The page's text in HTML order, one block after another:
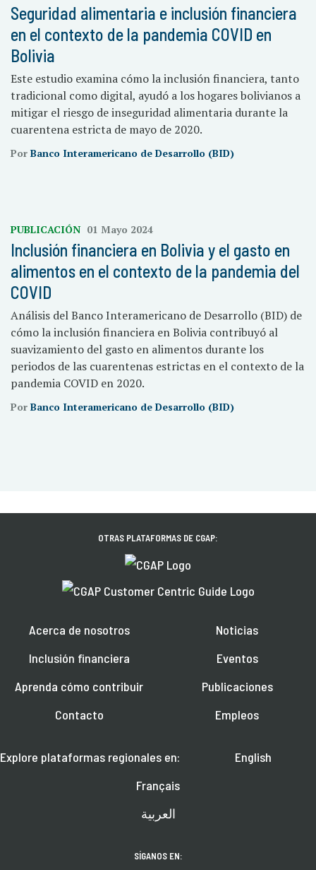
Seguridad alimentaria e inclusión financiera
en el contexto de la pandemia COVID en
Bolivia
Este estudio examina cómo la inclusión financiera, tanto
tradicional como digital, ayudó a los hogares bolivianos a
mitigar el riesgo de inseguridad alimentaria durante la
cuarentena estricta de mayo de 2020.
Por Banco Interamericano de Desarrollo (BID)
PUBLICACIÓN 01 Mayo 2024
Inclusión financiera en Bolivia y el gasto en
alimentos en el contexto de la pandemia del
COVID
Análisis del Banco Interamericano de Desarrollo (BID) de
cómo la inclusión financiera en Bolivia contribuyó al
suavizamiento del gasto en alimentos durante los
periodos de las cuarentenas estrictas en el contexto de la
pandemia COVID en 2020.
Por Banco Interamericano de Desarrollo (BID)
OTRAS PLATAFORMAS DE CGAP:
Acerca de nosotros
Inclusión financiera
Aprenda cómo contribuir
Contacto
Noticias
Eventos
Publicaciones
Empleos
Explore plataformas regionales en:
English
Français
العربية
SÍGANOS EN: